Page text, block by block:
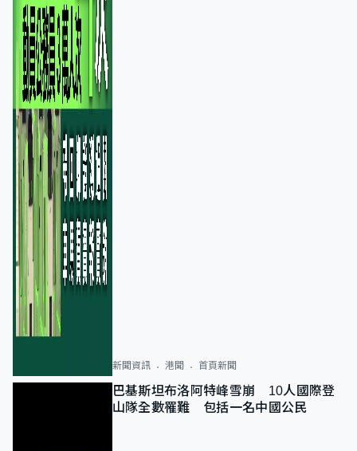
新聞資訊 港聞 首頁新聞
巴基斯坦布洛阿特峰雪崩 10人國際登
山隊全數罹難 包括一名中國公民